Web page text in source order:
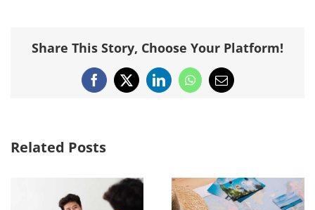
Share This Story, Choose Your Platform!
Facebook
X LinkedInWhatsApp
Email
Related Posts